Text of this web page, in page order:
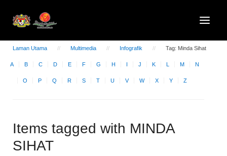
Laman Utama Multimedia Infografik Tag: Minda Sihat
A B C D E F G H I J K L M N
O P Q R S T U V W X Y Z
Items tagged with MINDA
SIHAT